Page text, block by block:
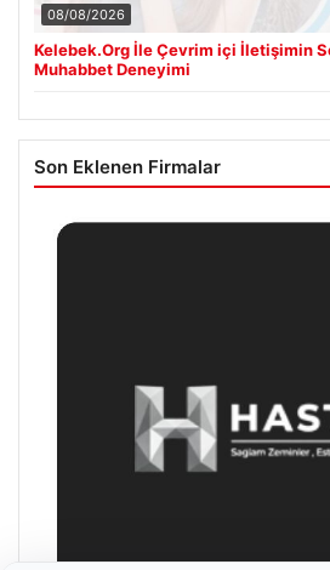
08/08/2026
Kelebek.Org İle Çevrim içi İletişimin
Muhabbet Deneyimi
Son Eklenen Firmalar